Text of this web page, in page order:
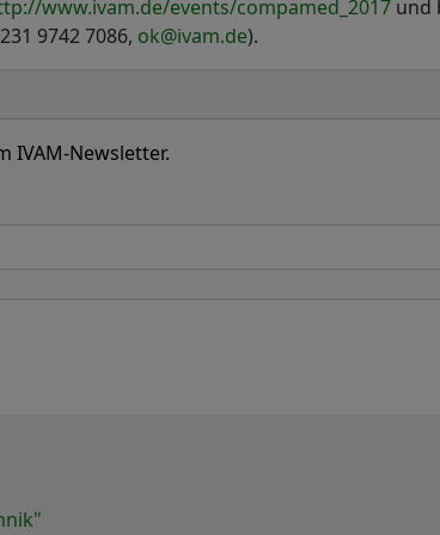
www.ivam.de/events/compamed_2017 und
9742 7086, ok@ivam.de).
IVAM-Newsletter.